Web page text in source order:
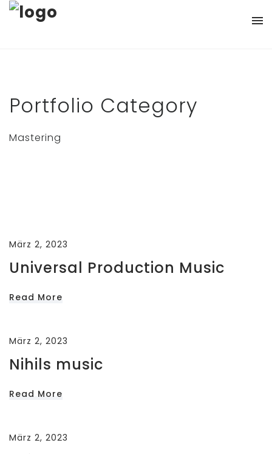
Mastering
Portfolio Category
Mastering
März 2, 2023
Universal Production Music
Read More
März 2, 2023
Nihils music
Read More
März 2, 2023